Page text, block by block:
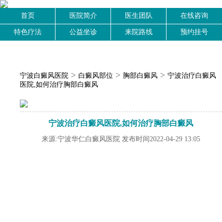
首页 医院简介 医生团队 在线咨询
特色疗法 公益坐诊 来院路线 预约挂号
宁波白癜风医院 > 白癜风部位 > 胸部白癜风 > 宁波治疗白癜风
医院,如何治疗胸部白癜风
宁波治疗白癜风医院,如何治疗胸部白癜风
来源:宁波华仁白癜风医院 发布时间2022-04-29 13:05